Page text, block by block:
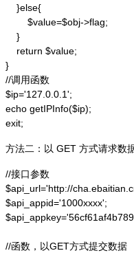
    }else{
        $value=$obj->flag;
    }
    return $value;
}
//调用函数
$ip='127.0.0.1';
echo getIPInfo($ip);
exit;
方法二：以 GET 方式请求数
//接口参数
$api_url='http://
$api_appid='1000xxxx';
//函数，以GET方式提交数据